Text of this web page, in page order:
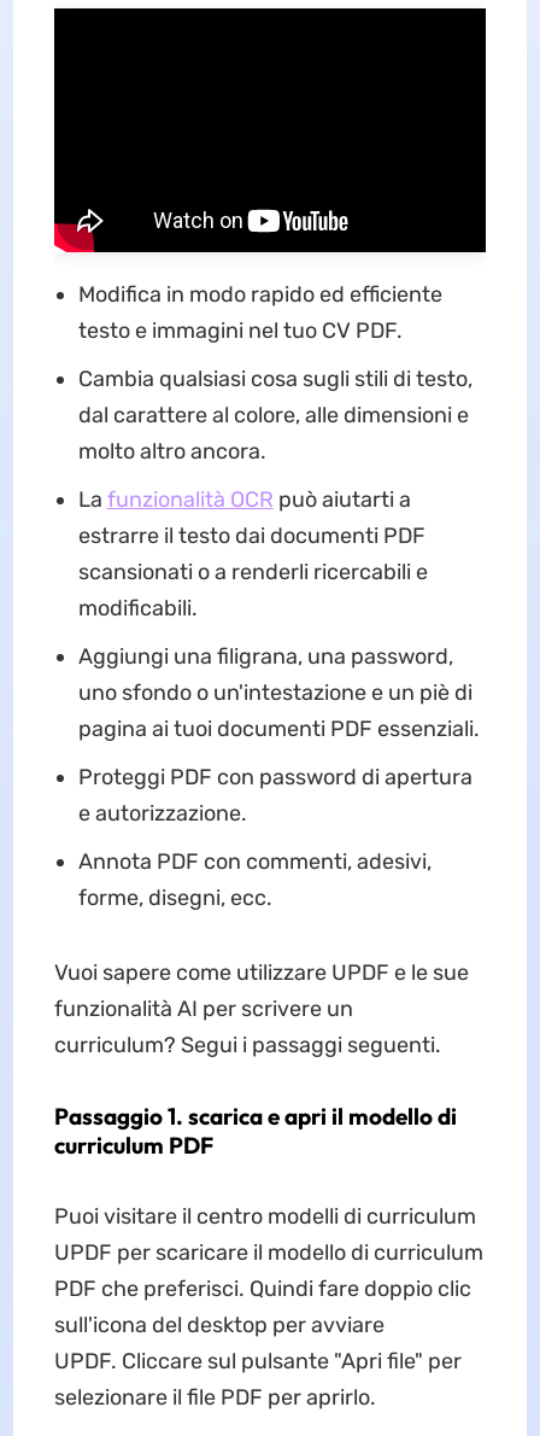
Modifica in modo rapido ed efficiente
testo e immagini nel tuo CV PDF.
Cambia qualsiasi cosa sugli stili di testo,
dal carattere al colore, alle dimensioni e
molto altro ancora.
La funzionalità OCR può aiutarti a
estrarre il testo dai documenti PDF
scansionati o a renderli ricercabili e
modificabili.
Aggiungi una filigrana, una password,
uno sfondo o un'intestazione e un piè di
pagina ai tuoi documenti PDF essenziali.
Proteggi PDF con password di apertura
e autorizzazione.
Annota PDF con commenti, adesivi,
forme, disegni, ecc.
Vuoi sapere come utilizzare UPDF e le sue
funzionalità AI per scrivere un
curriculum? Segui i passaggi seguenti.
Passaggio 1. scarica e apri il modello di
curriculum PDF
Puoi visitare il centro modelli di curriculum
UPDF per scaricare il modello di curriculum
PDF che preferisci. Quindi fare doppio clic
sull'icona del desktop per avviare
UPDF. Cliccare sul pulsante "Apri file" per
selezionare il file PDF per aprirlo.